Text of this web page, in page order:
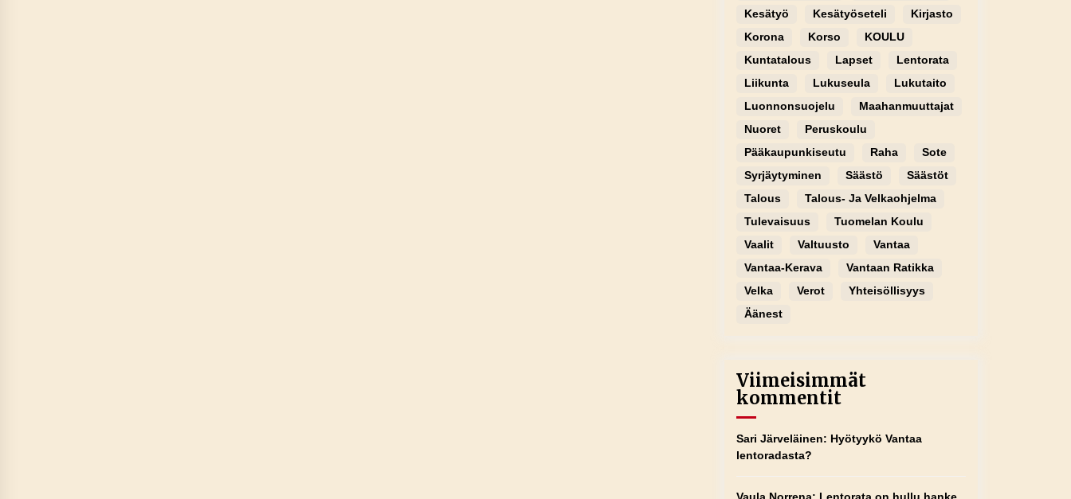
Kesätyö
Kesätyöseteli
Kirjasto
Korona
Korso
KOULU
Kuntatalous
Lapset
Lentorata
Liikunta
Lukuseula
Lukutaito
Luonnonsuojelu
Maahanmuuttajat
Nuoret
Peruskoulu
Pääkaupunkiseutu
Raha
Sote
Syrjäytyminen
Säästö
Säästöt
Talous
Talous- Ja Velkaohjelma
Tulevaisuus
Tuomelan Koulu
Vaalit
Valtuusto
Vantaa
Vantaa-Kerava
Vantaan Ratikka
Velka
Verot
Yhteisöllisyys
Äänest
Viimeisimmät
kommentit
Sari Järveläinen: Hyötyykö Vantaa
lentoradasta?